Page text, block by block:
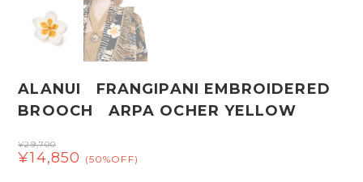
ALANUI FRANGIPANI EMBROIDERED
BROOCH ARPA OCHER YELLOW
¥29,700
¥14,850 (50%OFF)